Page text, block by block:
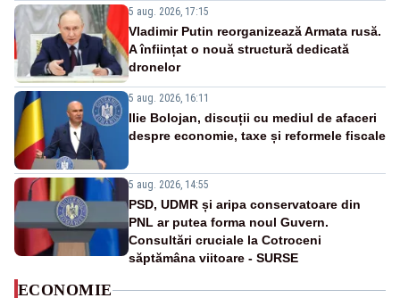
5 aug. 2026, 17:15
Vladimir Putin reorganizează Armata rusă.
A înființat o nouă structură dedicată
dronelor
5 aug. 2026, 16:11
Ilie Bolojan, discuții cu mediul de afaceri
despre economie, taxe și reformele fiscale
5 aug. 2026, 14:55
PSD, UDMR și aripa conservatoare din
PNL ar putea forma noul Guvern.
Consultări cruciale la Cotroceni
săptămâna viitoare - SURSE
ECONOMIE